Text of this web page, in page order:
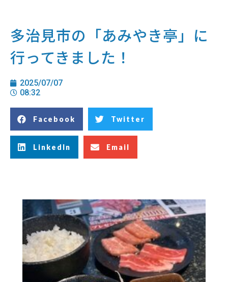
多治見市の「あみやき亭」に
行ってきました！
2025/07/07
08:32
Facebook Twitter
LinkedIn Email